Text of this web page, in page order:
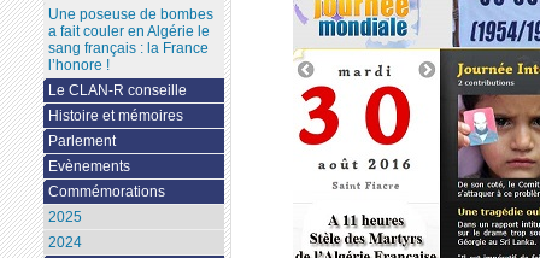
Une poseuse de bombes
a fait couler en Algérie le
sang français : la France
l’honore !
Le CLAN-R conseille
Histoire et mémoires
Parlement
Evènements
Commémorations
2025
2024